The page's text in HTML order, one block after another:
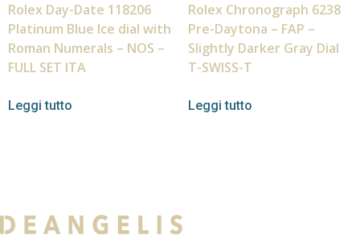
Rolex Day-Date 118206
Platinum Blue Ice dial with
Roman Numerals – NOS –
FULL SET ITA
Leggi tutto
Rolex Chronograph 6238
Pre-Daytona – FAP –
Slightly Darker Gray Dial
T-SWISS-T
Leggi tutto